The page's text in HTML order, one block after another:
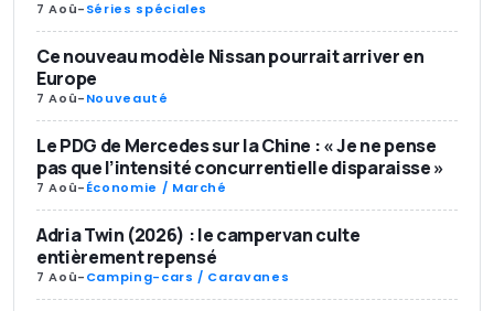
7 Aoû-Séries spéciales
Ce nouveau modèle Nissan pourrait arriver en
Europe
7 Aoû-Nouveauté
Le PDG de Mercedes sur la Chine : « Je ne pense
pas que l’intensité concurrentielle disparaisse »
7 Aoû-Économie / Marché
Adria Twin (2026) : le campervan culte
entièrement repensé
7 Aoû-Camping-cars / Caravanes